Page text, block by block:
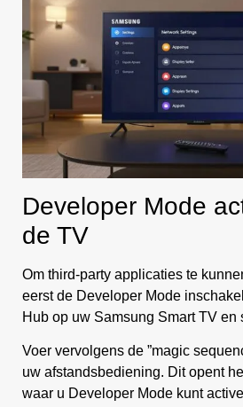
Developer Mode
de TV
Om third-party applicaties te
eerst de Developer Mode
Hub op uw Samsung Smart TV en
Voer vervolgens de ”magic
uw afstandsbediening. Dit opent
waar u Developer Mode kunt